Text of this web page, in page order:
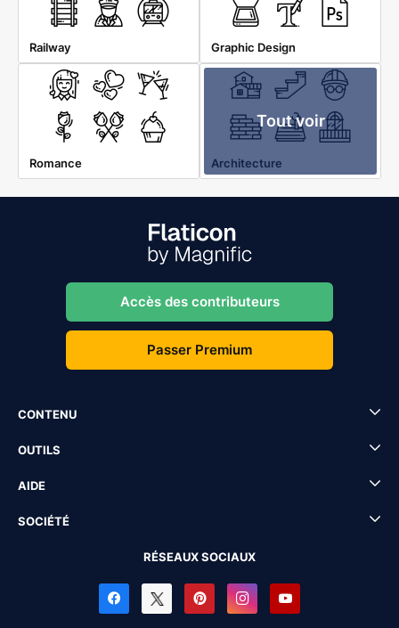
Railway Graphic Design
Romance
Tout voir
Architecture
Accès des contributeurs
Passer Premium
CONTENU
OUTILS
AIDE
SOCIÉTÉ
RÉSEAUX SOCIAUX